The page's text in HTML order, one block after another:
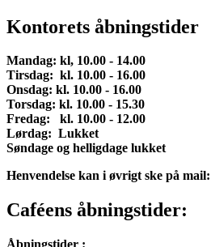
Kontorets åbningstider
Mandag: kl, 10.00 - 14.00
Tirsdag: kl. 10.00 - 16.00
Onsdag: kl. 10.00 - 16.00
Torsdag: kl. 10.00 - 15.30
Fredag: kl. 10.00 - 12.00
Lørdag: Lukket
Søndage og helligdage lukket
Henvendelse kan i øvrigt ske på mail:
Caféens åbningstider: